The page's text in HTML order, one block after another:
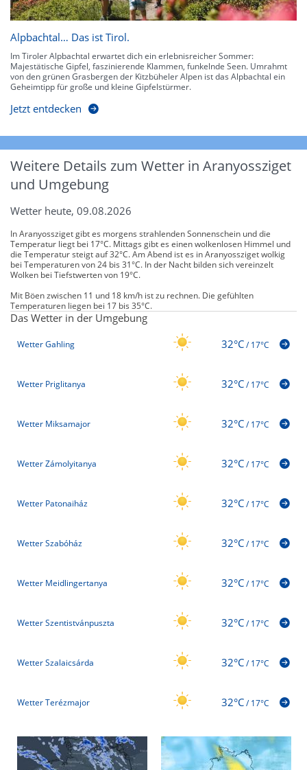
Alpbachtal… Das ist Tirol.
Im Tiroler Alpbachtal erwartet dich ein erlebnisreicher Sommer:
Majestätische Gipfel, faszinierende Klammen, funkelnde Seen. Umrahmt
von den grünen Grasbergen der Kitzbüheler Alpen ist das Alpbachtal ein
Geheimtipp für große und kleine Gipfelstürmer.
Jetzt entdecken
Weitere Details zum Wetter in Aranyossziget
und Umgebung
Wetter heute, 09.08.2026
In Aranyossziget gibt es morgens strahlenden Sonnenschein und die
Temperatur liegt bei 17°C. Mittags gibt es einen wolkenlosen Himmel und
die Temperatur steigt auf 32°C. Am Abend ist es in Aranyossziget wolkig
bei Temperaturen von 24 bis 31°C. In der Nacht bilden sich vereinzelt
Wolken bei Tiefstwerten von 19°C.
Mit Böen zwischen 11 und 18 km/h ist zu rechnen. Die gefühlten
Temperaturen liegen bei 17 bis 35°C.
Das Wetter in der Umgebung
Wetter Gahling 32°C/17°C
Wetter Priglitanya 32°C/17°C
Wetter Miksamajor 32°C/17°C
Wetter Zámolyitanya 32°C/17°C
Wetter Patonaiház 32°C/17°C
Wetter Szabóház 32°C/17°C
Wetter Meidlingertanya 32°C/17°C
Wetter Szentistvánpuszta 32°C/17°C
Wetter Szalaicsárda 32°C/17°C
Wetter Terézmajor 32°C/17°C